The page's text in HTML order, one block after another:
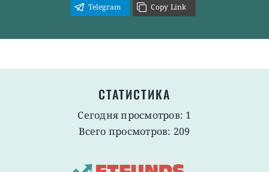
Telegram
Copy Link
СТАТИСТИКА
Сегодня просмотров: 1
Всего просмотров: 209